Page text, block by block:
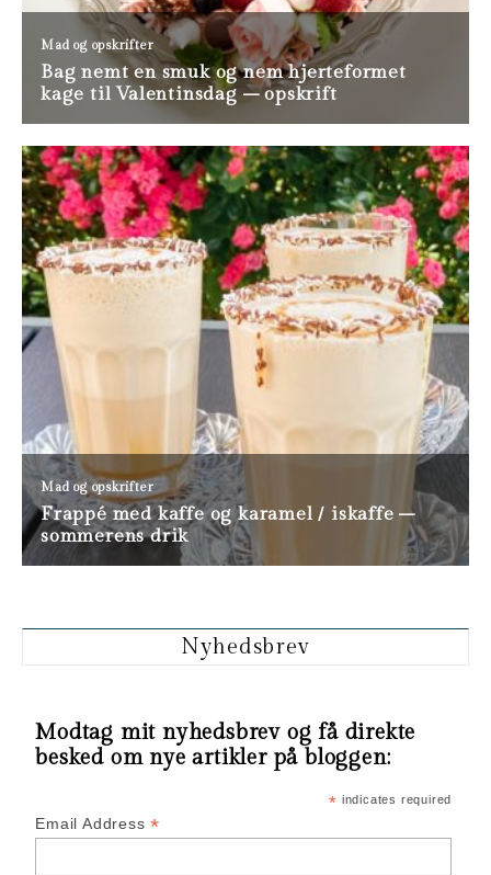
Nyhedsbrev
Modtag mit nyhedsbrev og få direkte
besked om nye artikler på bloggen:
* indicates required
Email Address*